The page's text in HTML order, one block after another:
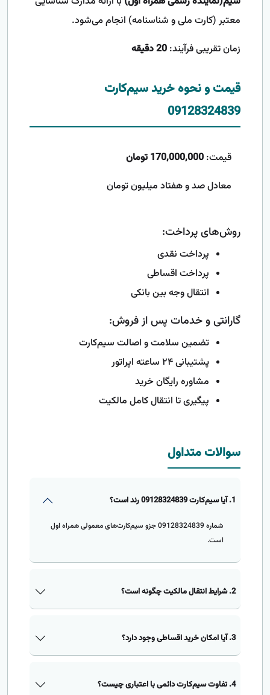
معتبر (کارت ملی و شناسنامه) انجام می‌شود.
زمان تقریبی فرآیند: 20 دقیقه
قیمت و نحوه خرید سیم‌کارت
09128324839
قیمت: 170,000,000 تومان
معادل صد و هفتاد میلیون تومان
روش‌های پرداخت:
پرداخت نقدی
پرداخت اقساطی
انتقال وجه بین بانکی
گارانتی و خدمات پس از فروش:
تضمین سلامت و اصالت سیم‌کارت
پشتیبانی ۲۴ ساعته اپراتور
مشاوره رایگان خرید
پیگیری تا انتقال کامل مالکیت
سوالات متداول
1. آیا سیم‌کارت 09128324839 رند است؟
شماره 09128324839 جزو سیم‌کارت‌های معمولی همراه اول
است.
2. شرایط انتقال مالکیت چگونه است؟
3. آیا امکان خرید اقساطی وجود دارد؟
4. تفاوت سیم‌کارت دائمی با اعتباری چیست؟